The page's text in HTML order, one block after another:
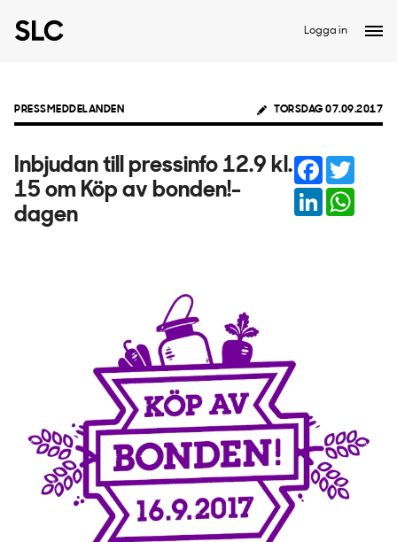
Logga in
PRESSMEDDELANDEN TORSDAG 07.09.2017
Inbjudan till pressinfo 12.9 kl.
15 om Köp av bonden!-
dagen
Facebook
LinkedIn